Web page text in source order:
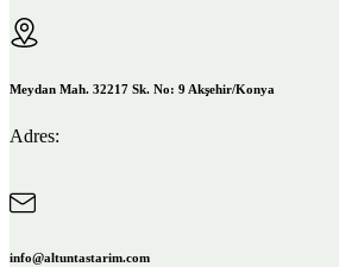
Meydan Mah. 32217 Sk. No: 9 Akşehir/Konya
Adres:
info@altuntastarim.com